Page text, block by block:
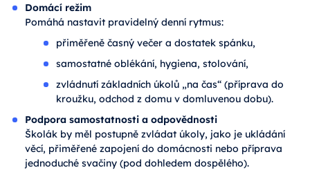
Domácí režim
Pomáhá nastavit pravidelný denní rytmus:
přiměřeně časný večer a dostatek spánku,
samostatné oblékání, hygiena, stolování,
zvládnutí základních úkolů „na čas“ (příprava do
kroužku, odchod z domu v domluvenou dobu).
Podpora samostatnosti a odpovědnosti
Školák by měl postupně zvládat úkoly, jako je ukládání
věcí, přiměřené zapojení do domácnosti nebo příprava
jednoduché svačiny (pod dohledem dospělého).